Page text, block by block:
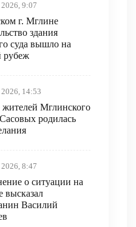
2026, 9:07
г. Мглине
здания
суда вышло на
рубеж
2026, 14:53
жителей Мглинского
родилась
2026, 8:47
о ситуации на
высказал
Василий